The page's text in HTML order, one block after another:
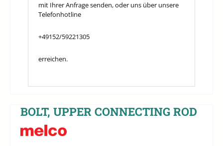
mit Ihrer Anfrage senden, oder uns über unsere
Telefonhotline
+49152/59221305
erreichen.
BOLT, UPPER CONNECTING ROD